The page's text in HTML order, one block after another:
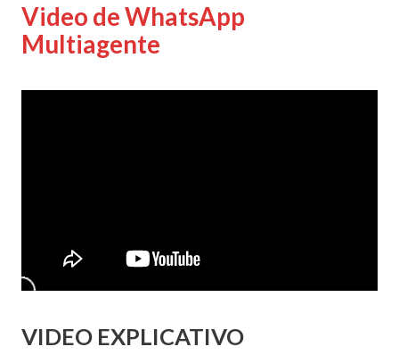
Video de WhatsApp
Multiagente
VIDEO EXPLICATIVO